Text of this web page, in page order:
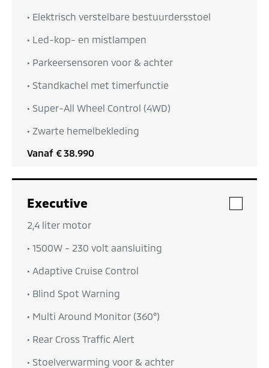
• Elektrisch verstelbare bestuurdersstoel
• Led-kop- en mistlampen
• Parkeersensoren voor & achter
• Standkachel met timerfunctie
• Super-All Wheel Control (4WD)
• Zwarte hemelbekleding
Vanaf € 38.990
Executive
• 2,4 liter motor
• 1500W - 230 volt aansluiting
• Adaptive Cruise Control
• Blind Spot Warning
• Multi Around Monitor (360°)
• Rear Cross Traffic Alert
• Stoelverwarming voor & achter